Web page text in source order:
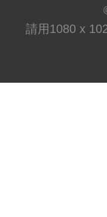
請用1080 x